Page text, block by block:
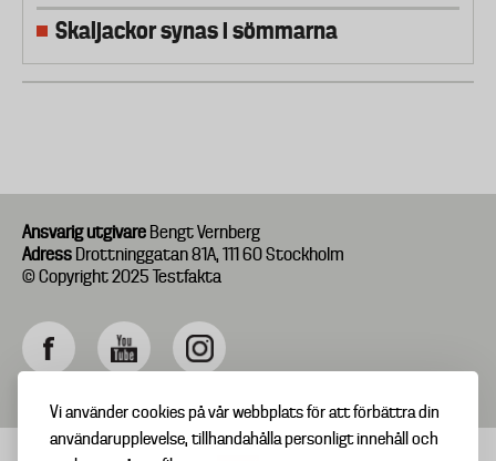
Vi använder cookies på vår webbplats för att förbättra din
användarupplevelse, tillhandahålla personligt innehåll och
Skaljackor synas i sömmarna
Ansvarig utgivare Bengt Vernberg
Adress Drottninggatan 81A, 111 60 Stockholm
© Copyright 2025 Testfakta